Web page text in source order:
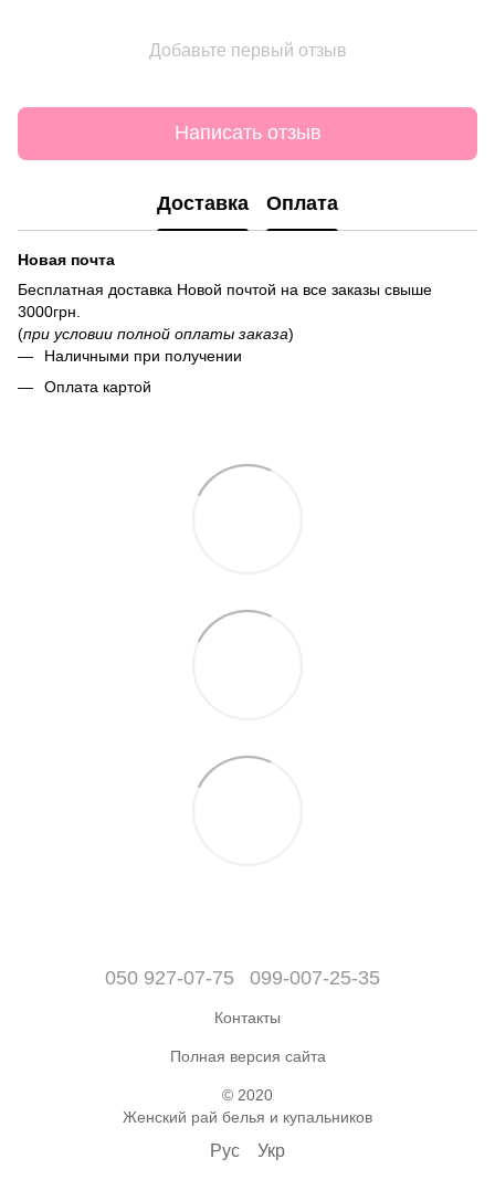
Добавьте первый отзыв
Написать отзыв
Доставка Оплата
Новая почта
Бесплатная доставка Новой почтой на все заказы свыше
3000грн.
(при условии полной оплаты заказа)
Наличными при получении
Оплата картой
050 927-07-75 099-007-25-35
Контакты
Полная версия сайта
© 2020
Женский рай белья и купальников
Рус Укр